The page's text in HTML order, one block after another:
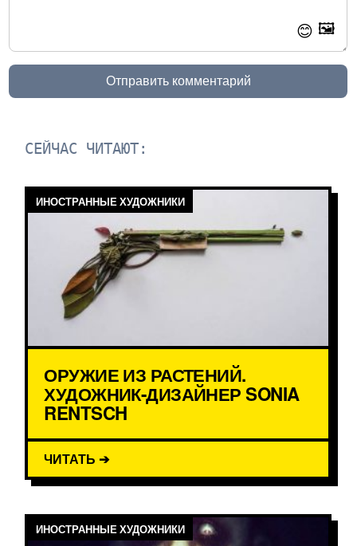
😊 🖼️
Отправить комментарий
СЕЙЧАС ЧИТАЮТ:
ИНОСТРАННЫЕ ХУДОЖНИКИ
ОРУЖИЕ ИЗ РАСТЕНИЙ.
ХУДОЖНИК-ДИЗАЙНЕР SONIA
RENTSCH
ЧИТАТЬ ➔
ИНОСТРАННЫЕ ХУДОЖНИКИ